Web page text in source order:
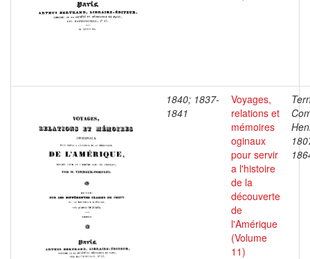
1840; 1837-
1841
Voyages,
relations et
mémoires
oginaux
pour servir
a l'histoire
de la
découverte
de
l'Amérique
(Volume
11)